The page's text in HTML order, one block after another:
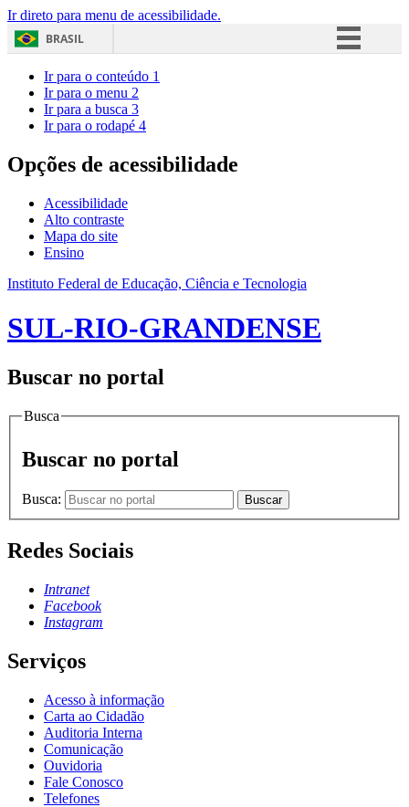
Ir direto para menu de acessibilidade.
BRASIL
Acesso à informação
Ir para o conteúdo 1
Ir para o menu 2
Ir para a busca 3
Ir para o rodapé 4
Opções de acessibilidade
Acessibilidade
Alto contraste
Mapa do site
Ensino
Instituto Federal de Educação, Ciência e Tecnologia
SUL-RIO-GRANDENSE
Buscar no portal
Busca
Buscar no portal
Busca: Buscar
Redes Sociais
Intranet
Facebook
Instagram
Serviços
Acesso à informação
Carta ao Cidadão
Auditoria Interna
Comunicação
Ouvidoria
Fale Conosco
Telefones